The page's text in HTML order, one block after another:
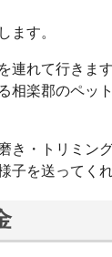
ます。
連れて行きます
相楽郡のペッ
き・トリミン
子を送ってく